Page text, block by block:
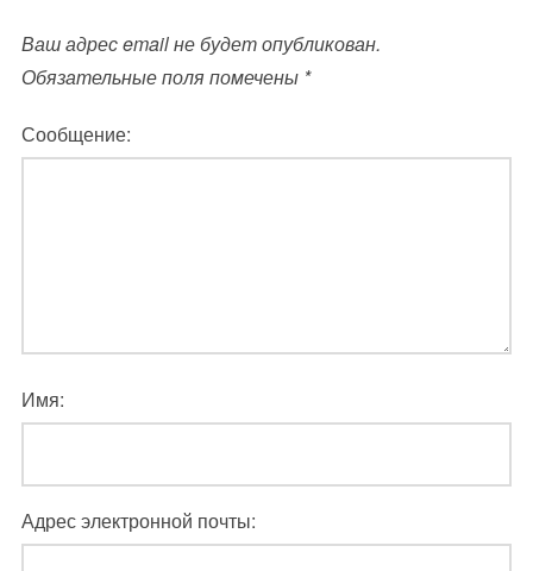
Ваш адрес email не будет опубликован.
Обязательные поля помечены *
Сообщение:
Имя:
Адрес электронной почты: